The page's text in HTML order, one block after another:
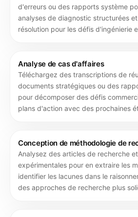
d'erreurs ou des rapports système
analyses de diagnostic structurées
résolution pour les défis d'ingénierie
Analyse de cas d'affaires
Téléchargez des transcriptions de
documents stratégiques ou des
pour décomposer des défis
plans d'action avec des prochaines
Conception de méthodologie de
Analysez des articles de recherche
expérimentales pour en extraire les
identifier les lacunes dans le
des approches de recherche plus